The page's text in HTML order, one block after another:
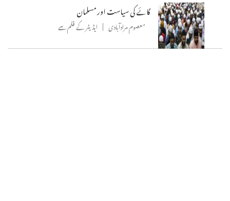
گائے کی سیاست اور مسلمان
معصوم مرادآبادی ایڈیٹر کے قلم سے